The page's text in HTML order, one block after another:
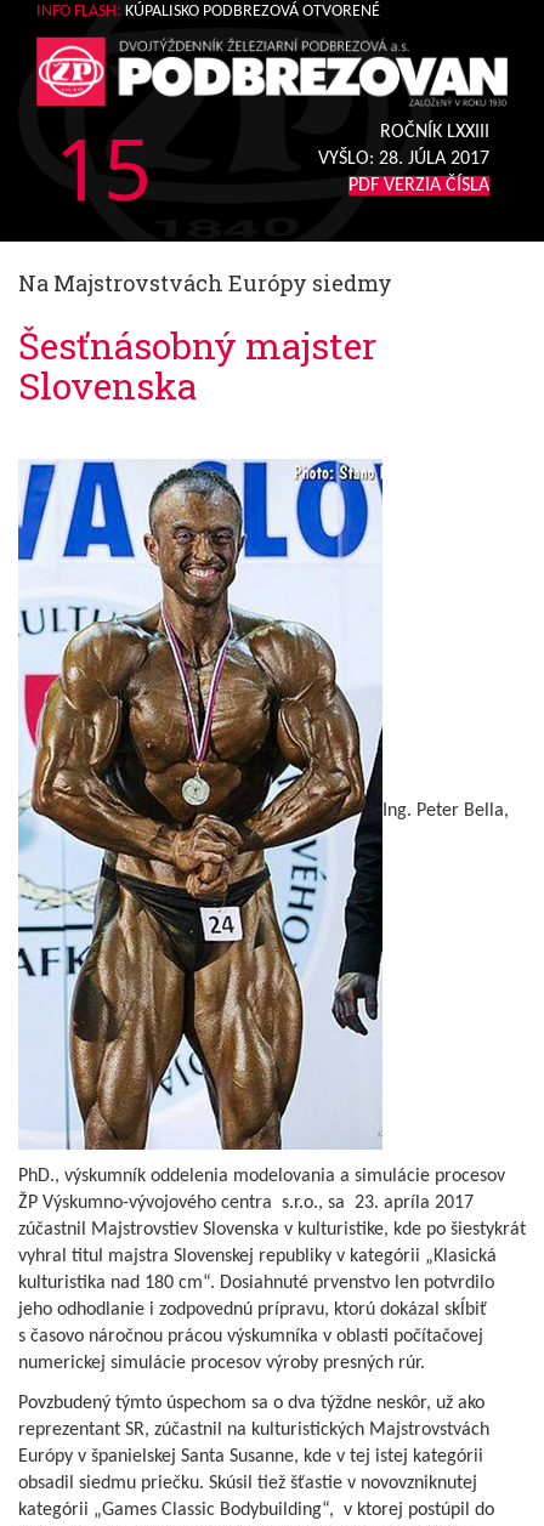
INFO FLASH: KÚPALISKO PODBREZOVÁ OTVORENÉ
15
ROČNÍK LXXIII
VYŠLO: 28. JÚLA 2017
PDF VERZIA ČÍSLA
Na Majstrovstvách Európy siedmy
Šesťnásobný majster
Slovenska
Ing. Peter Bella,
PhD., výskumník oddelenia modelovania a simulácie procesov
ŽP Výskumno-vývojového centra s.r.o., sa 23. apríla 2017
zúčastnil Majstrovstiev Slovenska v kulturistike, kde po šiestykrát
vyhral titul majstra Slovenskej republiky v kategórii „Klasická
kulturistika nad 180 cm“. Dosiahnuté prvenstvo len potvrdilo
jeho odhodlanie i zodpovednú prípravu, ktorú dokázal skĺbiť
s časovo náročnou prácou výskumníka v oblasti počítačovej
numerickej simulácie procesov výroby presných rúr.
Povzbudený týmto úspechom sa o dva týždne neskôr, už ako
reprezentant SR, zúčastnil na kulturistických Majstrovstvách
Európy v španielskej Santa Susanne, kde v tej istej kategórii
obsadil siedmu priečku. Skúsil tiež šťastie v novovzniknutej
kategórii „Games Classic Bodybuilding“, v ktorej postúpil do